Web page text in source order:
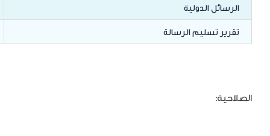
الرسائل الدولية
تقرير تسليم الرسالة
الصلاحية: